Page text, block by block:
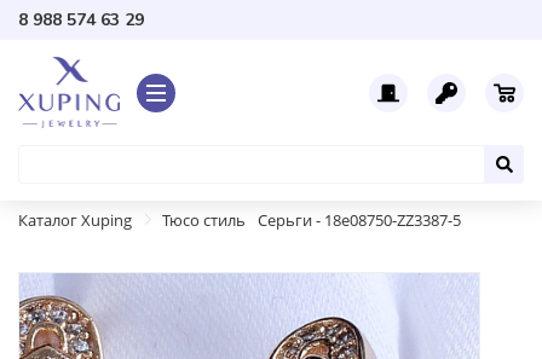
8 988 574 63 29
Каталог Xuping Тюсо стиль Серьги - 18e08750-ZZ3387-5